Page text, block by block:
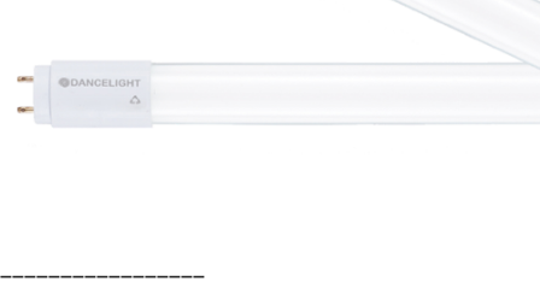
➖➖➖➖➖➖➖➖➖➖➖➖➖➖➖➖➖